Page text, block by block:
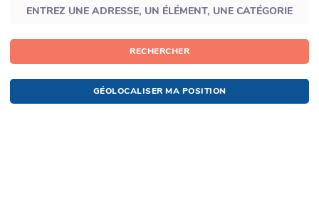
RECHERCHER
GÉOLOCALISER MA POSITION